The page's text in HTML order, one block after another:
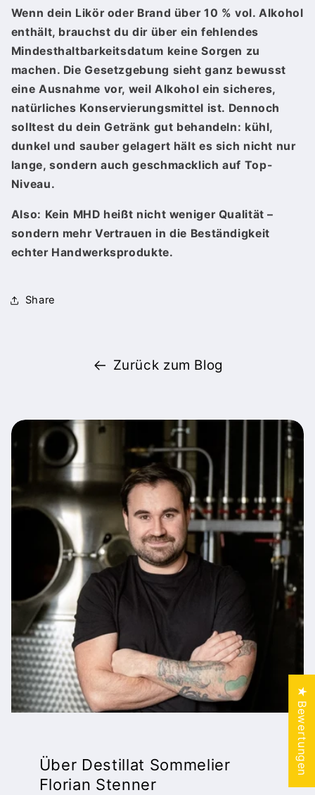
Wenn dein Likör oder Brand über 10 % vol. Alkohol
enthält, brauchst du dir über ein fehlendes
Mindesthaltbarkeitsdatum keine Sorgen zu
machen. Die Gesetzgebung sieht ganz bewusst
eine Ausnahme vor, weil Alkohol ein sicheres,
natürliches Konservierungsmittel ist. Dennoch
solltest du dein Getränk gut behandeln: kühl,
dunkel und sauber gelagert hält es sich nicht nur
lange, sondern auch geschmacklich auf Top-
Niveau.
Also: Kein MHD heißt nicht weniger Qualität –
sondern mehr Vertrauen in die Beständigkeit
echter Handwerksprodukte.
Share
Zurück zum Blog
Über Destillat Sommelier
Florian Stenner
★ Bewertungen